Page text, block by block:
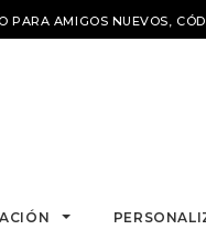
PARA AMIGOS NUEVOS,